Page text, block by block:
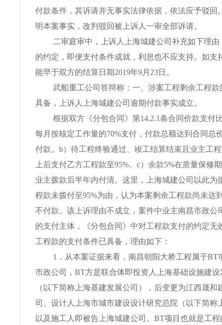
付款条件，其诉请并无事实法律依据，依法应予驳回
明本案事实，改判驳回被上诉人一审全部诉请。
二审庭审中，上诉人上海城建公司补充如下理
的约定，即便支付条件成就，利息也不应支持。如支
能早于双方的结算日期2019年9月23日。
武船重工公司答辩称：一、涉案工程剩余工程
具备，上诉人上海城建公司逾期付款事实成立。
根据双方《分包合同》第14.2.1条合同价款支付
每月按核定工作量的70%支付，付款总额达到合同总
付款。b）待工程终验通过、竣工结算结束且业主工
上后支付乙方工程款至95%。c）余款5%在质量保修
业主拨款后半年内付清。这里，上海城建公司以此为
程款未拨付至95%为由，认为本案剩余工程款尚未达
不付款。该上诉理由不成立，案件中业主南昌市政公
的支付主体，《分包合同》中对工程款支付的约定无
工程款的支付条件已具备，理由如下：
1．从本案证据来看，南昌朝阳大桥工程属于BT
市政公司，BT方是联合体即投资人上海基础设施建
（以下简称上海基建发展公司），后变更为江西晟和
司、设计人上海市城市建设设计研究总院（以下简称
以及施工人即被告上海城建公司。BT项目也就是工